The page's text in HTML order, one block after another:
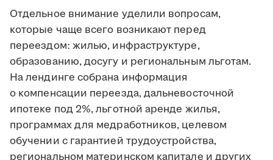
Отдельное внимание уделили вопросам,
которые чаще всего возникают перед
переездом: жилью, инфраструктуре,
образованию, досугу и региональным льготам.
На лендинге собрана информация
о компенсации переезда, дальневосточной
ипотеке под 2%, льготной аренде жилья,
программах для медработников, целевом
обучении с гарантией трудоустройства,
региональном материнском капитале и других